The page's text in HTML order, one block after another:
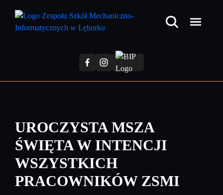
treści
UROCZYSTA MSZA
ŚWIĘTA W INTENCJI
WSZYSTKICH
PRACOWNIKÓW ZSMI